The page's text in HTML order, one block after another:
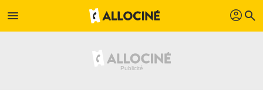
menu profil search